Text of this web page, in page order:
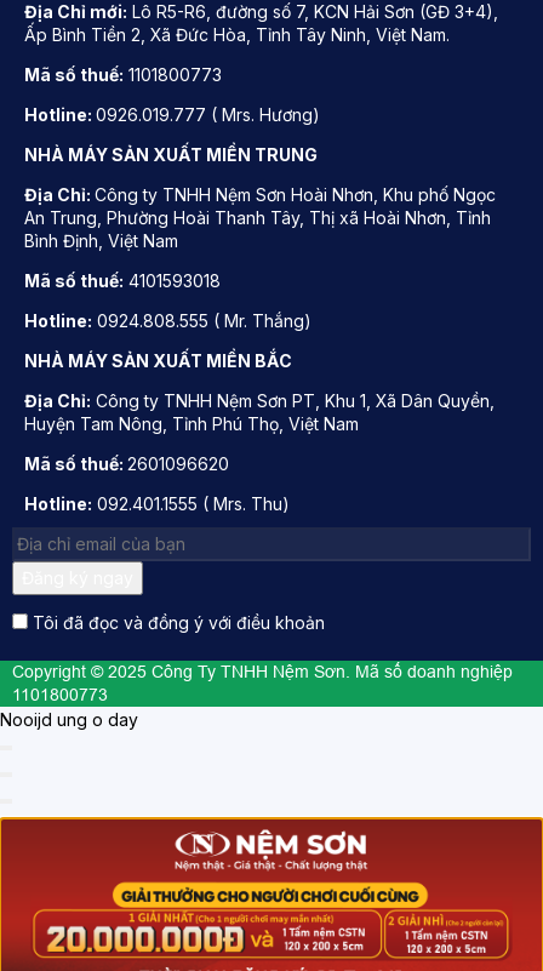
Địa Chỉ mới: Lô R5-R6, đường số 7, KCN Hải Sơn (GĐ 3+4),
Ấp Bình Tiền 2, Xã Đức Hòa, Tỉnh Tây Ninh, Việt Nam.
Mã số thuế: 1101800773
Hotline: 0926.019.777 ( Mrs. Hương)
NHÀ MÁY SẢN XUẤT MIỀN TRUNG
Địa Chỉ: Công ty TNHH Nệm Sơn Hoài Nhơn, Khu phố Ngọc
An Trung, Phường Hoài Thanh Tây, Thị xã Hoài Nhơn, Tỉnh
Bình Định, Việt Nam
Mã số thuế: 4101593018
Hotline: 0924.808.555 ( Mr. Thắng)
NHÀ MÁY SẢN XUẤT MIỀN BẮC
Địa Chỉ: Công ty TNHH Nệm Sơn PT, Khu 1, Xã Dân Quyền,
Huyện Tam Nông, Tỉnh Phú Thọ, Việt Nam
Mã số thuế: 2601096620
Hotline: 092.401.1555 ( Mrs. Thu)
Tôi đã đọc và đồng ý với điều khoản
Copyright © 2025 Công Ty TNHH Nệm Sơn. Mã số doanh nghiệp
1101800773
Nooijd ung o day